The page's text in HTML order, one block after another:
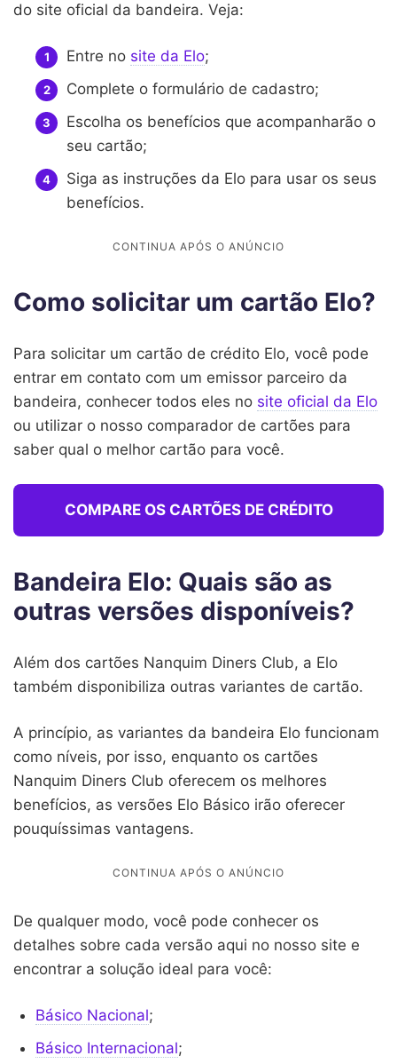
do site oficial da bandeira. Veja:
Entre no site da Elo;
Complete o formulário de cadastro;
Escolha os benefícios que acompanharão o
seu cartão;
Siga as instruções da Elo para usar os seus
benefícios.
Como solicitar um cartão Elo?
Para solicitar um cartão de crédito Elo, você pode
entrar em contato com um emissor parceiro da
bandeira, conhecer todos eles no site oficial da Elo
ou utilizar o nosso comparador de cartões para
saber qual o melhor cartão para você.
COMPARE OS CARTÕES DE CRÉDITO
Bandeira Elo: Quais são as
outras versões disponíveis?
Além dos cartões Nanquim Diners Club, a Elo
também disponibiliza outras variantes de cartão.
A princípio, as variantes da bandeira Elo funcionam
como níveis, por isso, enquanto os cartões
Nanquim Diners Club oferecem os melhores
benefícios, as versões Elo Básico irão oferecer
pouquíssimas vantagens.
De qualquer modo, você pode conhecer os
detalhes sobre cada versão aqui no nosso site e
encontrar a solução ideal para você:
Básico Nacional;
Básico Internacional;